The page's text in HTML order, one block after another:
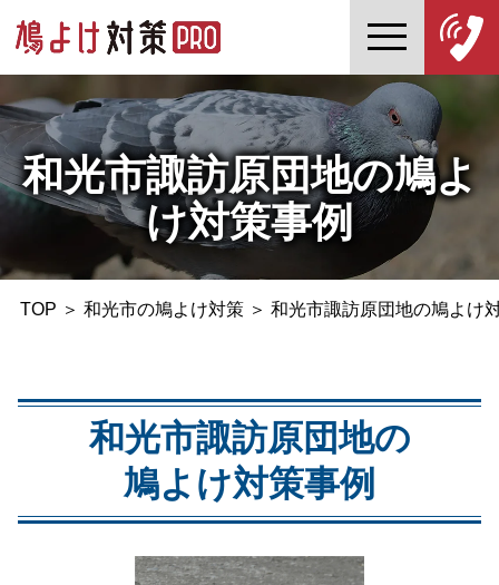
和光市諏訪原団地の鳩よ
け対策事例
TOP ＞ 和光市の鳩よけ対策＞ 和光市諏訪原団地の鳩よけ
和光市諏訪原団地の
鳩よけ対策事例